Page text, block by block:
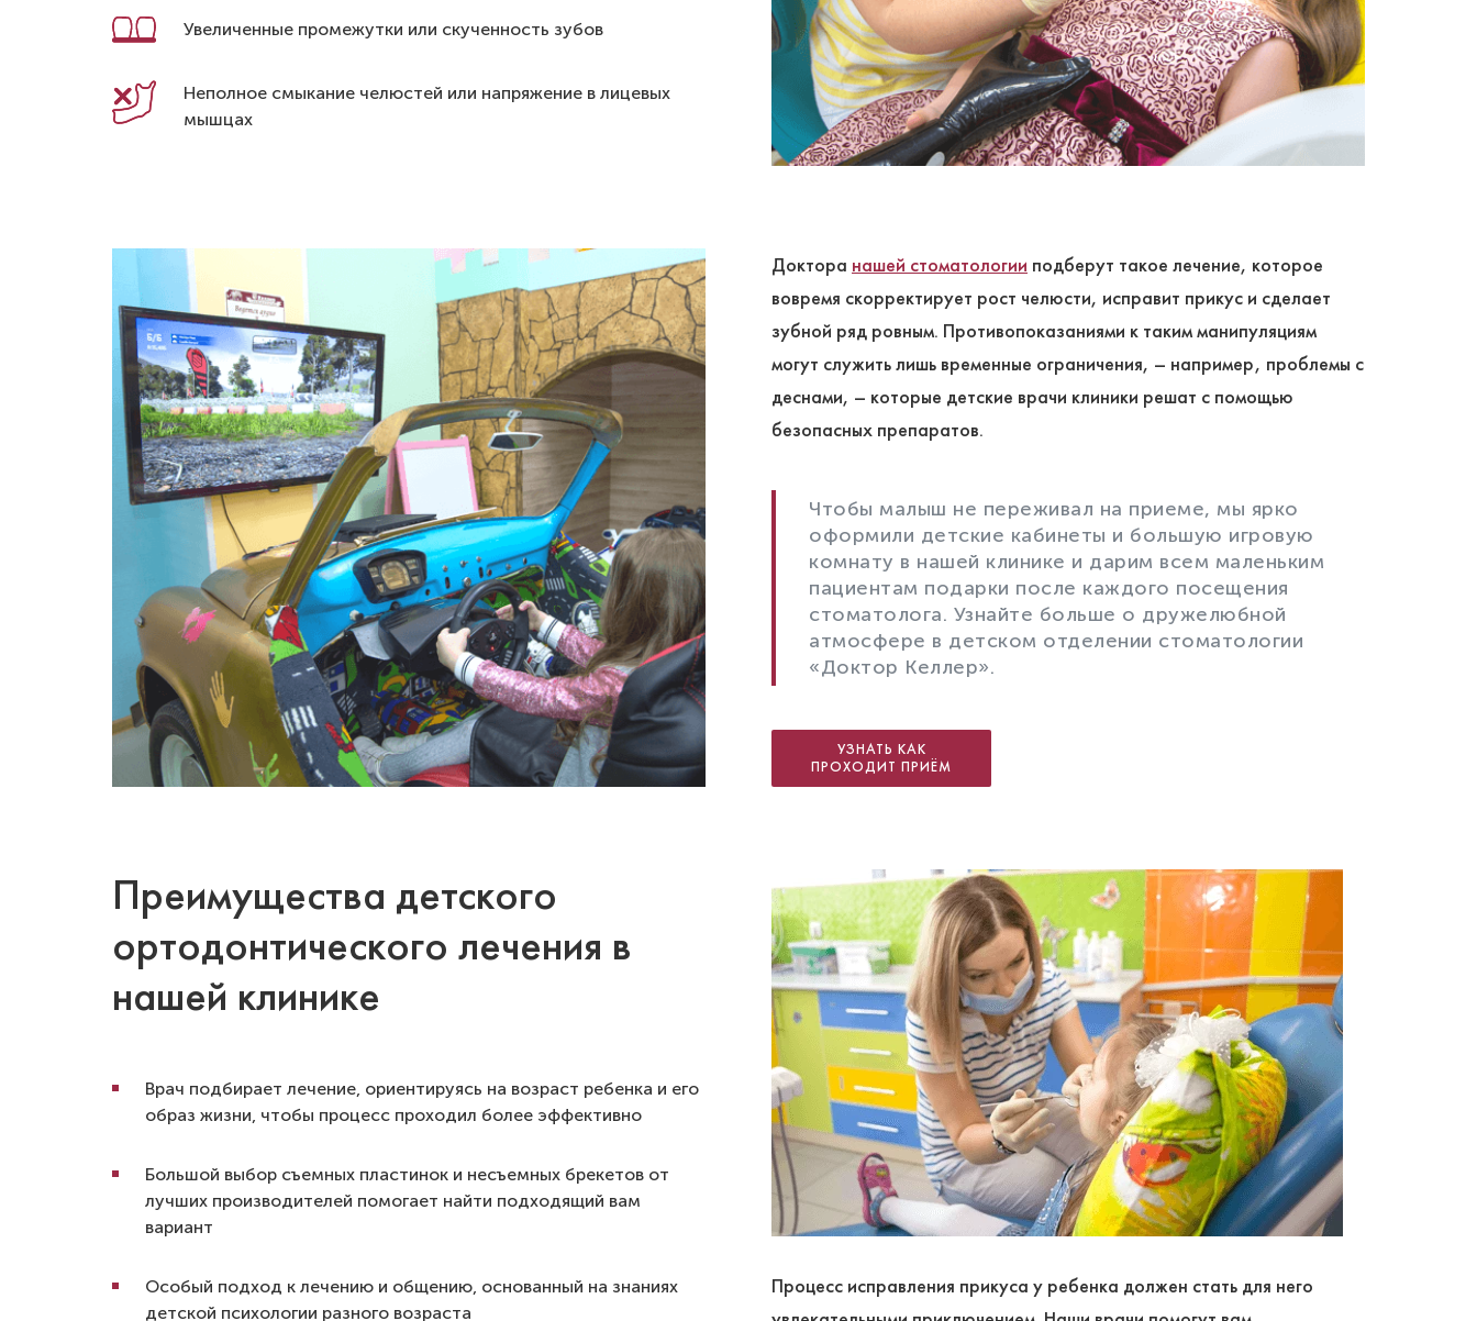
Увеличенные промежутки или скученность зубов
Неполное смыкание челюстей или напряжение в лицевых
мышцах
Доктора нашей стоматологии подберут такое лечение, которое
вовремя скорректирует рост челюсти, исправит прикус и сделает
зубной ряд ровным. Противопоказаниями к таким манипуляциям
могут служить лишь временные ограничения, – например, проблемы с
деснами, – которые детские врачи клиники решат с помощью
безопасных препаратов.
Чтобы малыш не переживал на приеме, мы ярко
оформили детские кабинеты и большую игровую
комнату в нашей клинике и дарим всем маленьким
пациентам подарки после каждого посещения
стоматолога. Узнайте больше о дружелюбной
атмосфере в детском отделении стоматологии
«Доктор Келлер».
УЗНАТЬ КАК
ПРОХОДИТ ПРИЁМ
Преимущества детского
ортодонтического лечения в
нашей клинике
Врач подбирает лечение, ориентируясь на возраст ребенка и его
образ жизни, чтобы процесс проходил более эффективно
Большой выбор съемных пластинок и несъемных брекетов от
лучших производителей помогает найти подходящий вам
вариант
Особый подход к лечению и общению, основанный на знаниях
детской психологии разного возраста
Процесс исправления прикуса у ребенка должен стать для него